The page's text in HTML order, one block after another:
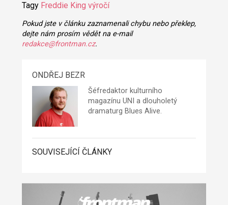
Tagy Freddie King výročí
Pokud jste v článku zaznamenali chybu nebo překlep,
dejte nám prosím vědět na e-mail
redakce@frontman.cz.
ONDŘEJ BEZR
Šéfredaktor kulturního
magazínu UNI a dlouholetý
dramaturg Blues Alive.
SOUVISEJÍCÍ ČLÁNKY